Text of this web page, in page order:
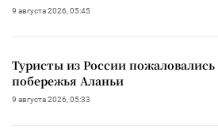
9 августа 2026, 05:45
Туристы из России
побережья Аланьи
9 августа 2026, 05:33